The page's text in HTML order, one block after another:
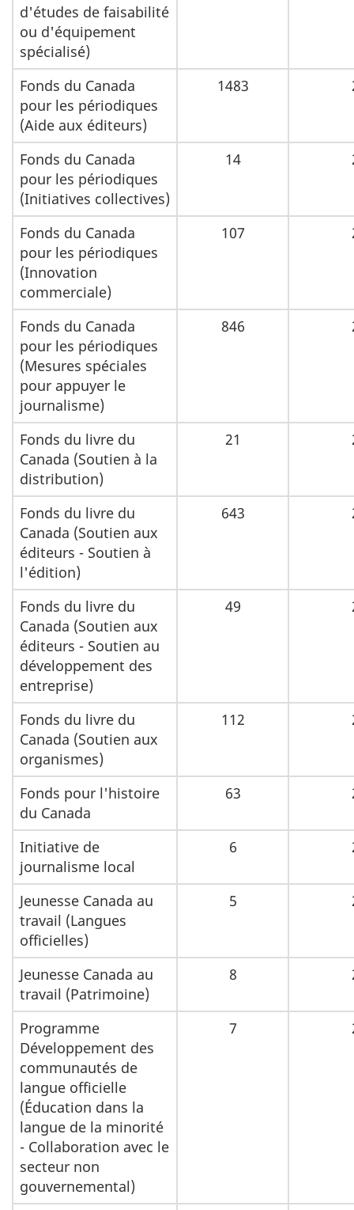
d'études de faisabilité
ou d'équipement
spécialisé)
Fonds du Canada
pour les périodiques
(Aide aux éditeurs)
1483
Fonds du Canada
pour les périodiques
(Initiatives collectives)
14
Fonds du Canada
pour les périodiques
(Innovation
commerciale)
107
Fonds du Canada
pour les périodiques
(Mesures spéciales
pour appuyer le
journalisme)
846
Fonds du livre du
Canada (Soutien à la
distribution)
21
Fonds du livre du
Canada (Soutien aux
éditeurs - Soutien à
l'édition)
643
Fonds du livre du
Canada (Soutien aux
éditeurs - Soutien au
développement des
entreprise)
49
Fonds du livre du
Canada (Soutien aux
organismes)
112
Fonds pour l'histoire
du Canada
63
Initiative de
journalisme local
6
Jeunesse Canada au
travail (Langues
officielles)
5
Jeunesse Canada au
travail (Patrimoine)
8
Programme
Développement des
communautés de
langue officielle
(Éducation dans la
langue de la minorité
- Collaboration avec le
secteur non
gouvernemental)
7